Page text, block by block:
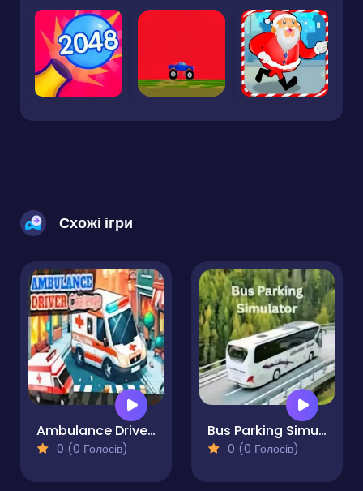
Схожі ігри
Ambulance Driver Challenge
0 (0 Голосів)
Bus Parking Simulator
0 (0 Голосів)